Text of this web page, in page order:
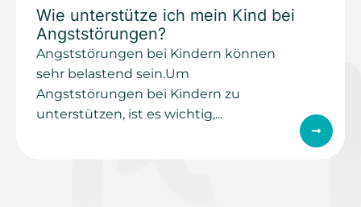
Wie unterstütze ich mein Kind bei
Angststörungen?
Angststörungen bei Kindern können
sehr belastend sein.Um
Angststörungen bei Kindern zu
unterstützen, ist es wichtig,...